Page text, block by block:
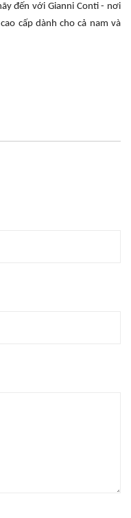
đến với Gianni Conti - nơi
cấp dành cho cả nam và